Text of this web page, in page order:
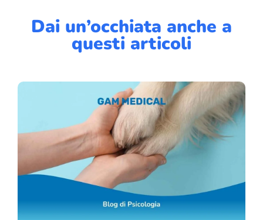
Dai un’occhiata anche a
questi articoli